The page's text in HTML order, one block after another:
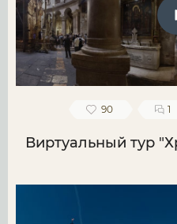
90 1
Виртуальный тур